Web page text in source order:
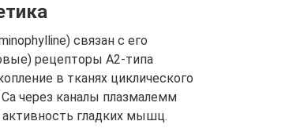
связан с его
рецепторы А2-типа
в тканях циклического
через каналы плазмалемм
гладких мышц.